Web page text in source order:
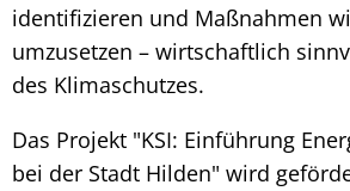
identifizieren und Maßnahmen
umzusetzen – wirtschaftlich
des Klimaschutzes.
Das Projekt "KSI: Einführung
bei der Stadt Hilden" wird